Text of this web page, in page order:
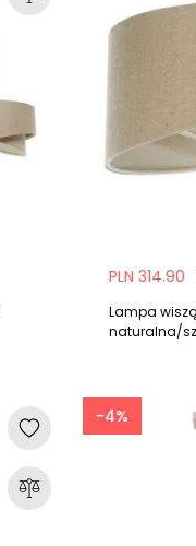
PLN 314.90
Lampa
naturalna/
-4%